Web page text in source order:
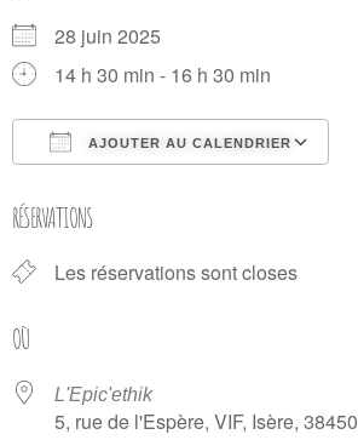
28 juin 2025
14 h 30 min - 16 h 30 min
AJOUTER AU CALENDRIER
RÉSERVATIONS
Les réservations sont closes
OÙ
L'Epic'ethik
5, rue de l'Espère, VIF, Isère, 38450